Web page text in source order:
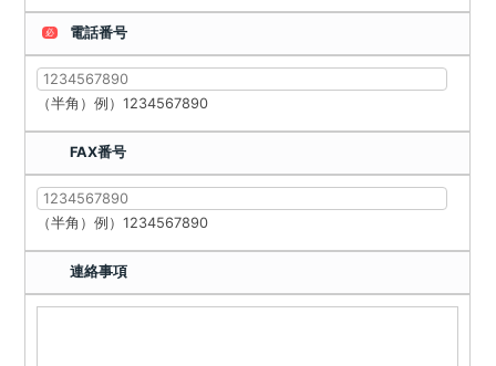
必 電話番号
（半角）例）1234567890
FAX番号
（半角）例）1234567890
連絡事項